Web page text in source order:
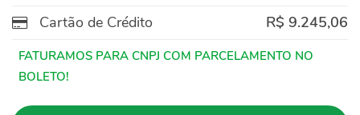
Cartão de Crédito
R$ 9.245,06